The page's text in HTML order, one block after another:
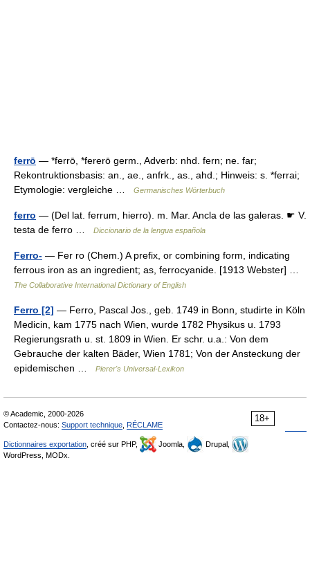
ferrō — *ferrō, *fererō germ., Adverb: nhd. fern; ne. far;
Rekontruktionsbasis: an., ae., anfrk., as., ahd.; Hinweis: s. *ferrai;
Etymologie: vergleiche …
Germanisches Wörterbuch
ferro — (Del lat. ferrum, hierro). m. Mar. Ancla de las galeras. ☛ V.
testa de ferro …
Diccionario de la lengua española
Ferro- — Fer ro (Chem.) A prefix, or combining form, indicating
ferrous iron as an ingredient; as, ferrocyanide. [1913 Webster] …
The Collaborative International Dictionary of English
Ferro [2] — Ferro, Pascal Jos., geb. 1749 in Bonn, studirte in Köln
Medicin, kam 1775 nach Wien, wurde 1782 Physikus u. 1793
Regierungsrath u. st. 1809 in Wien. Er schr. u.a.: Von dem
Gebrauche der kalten Bäder, Wien 1781; Von der Ansteckung der
epidemischen …
Pierer's Universal-Lexikon
18+
© Academic, 2000-2026
Contactez-nous: Support technique RÉCLAME
Dictionnaires exportation , créé sur PHP, Joomla,
Drupal,
WordPress, MODx.